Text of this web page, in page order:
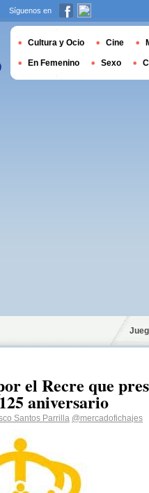
el Recre que
aniversario
Santos Parrilla @mercadofichajes
Síguenos en
Cultura y Ocio Cine
En Femenino Sexo